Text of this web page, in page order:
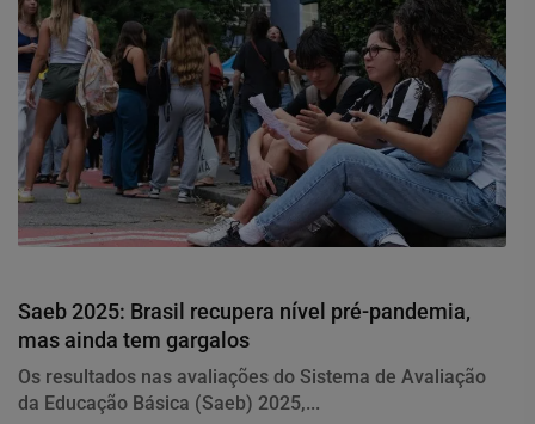
Saeb 2025: Brasil recupera nível pré-pandemia,
mas ainda tem gargalos
Os resultados nas avaliações do Sistema de Avaliação
da Educação Básica (Saeb) 2025,...